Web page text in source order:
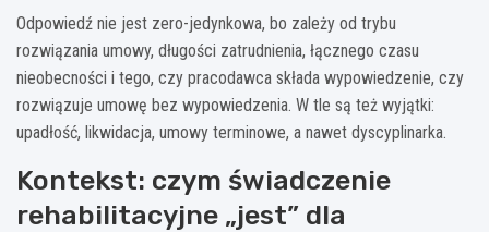
Odpowiedź nie jest zero-jedynkowa, bo zależy od trybu
rozwiązania umowy, długości zatrudnienia, łącznego czasu
nieobecności i tego, czy pracodawca składa wypowiedzenie, czy
rozwiązuje umowę bez wypowiedzenia. W tle są też wyjątki:
upadłość, likwidacja, umowy terminowe, a nawet dyscyplinarka.
Kontekst: czym świadczenie
rehabilitacyjne „jest” dla